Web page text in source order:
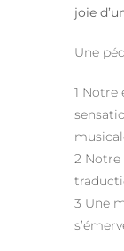
joie
Une
1 Notre
2 Notre
3 Une